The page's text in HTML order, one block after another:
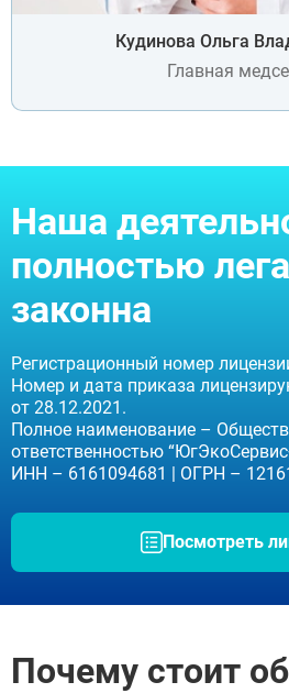
Кудинова Ольга
Главная
Наша
полностью
законна
Регистрационный номер
Номер и дата приказа
от 28.12.2021.
Полное наименование –
ответственностью
ИНН – 6161094681 | ОГРН –
Посмотреть
Почему стоит